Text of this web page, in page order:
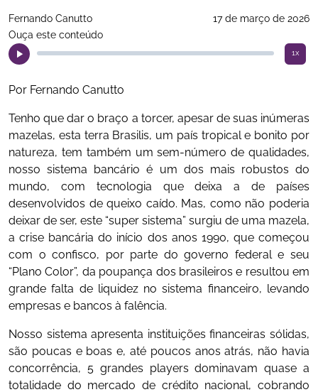
Fernando Canutto
17 de março de 2026
Ouça este conteúdo
1x
Por Fernando Canutto
Tenho que dar o braço a torcer, apesar de suas inúmeras
mazelas, esta terra Brasilis, um país tropical e bonito por
natureza, tem também um sem-número de qualidades,
nosso sistema bancário é um dos mais robustos do
mundo, com tecnologia que deixa a de países
desenvolvidos de queixo caído. Mas, como não poderia
deixar de ser, este “super sistema” surgiu de uma mazela,
a crise bancária do início dos anos 1990, que começou
com o confisco, por parte do governo federal e seu
“Plano Color”, da poupança dos brasileiros e resultou em
grande falta de liquidez no sistema financeiro, levando
empresas e bancos à falência.
Nosso sistema apresenta instituições financeiras sólidas,
são poucas e boas e, até poucos anos atrás, não havia
concorrência, 5 grandes players dominavam quase a
totalidade do mercado de crédito nacional, cobrando